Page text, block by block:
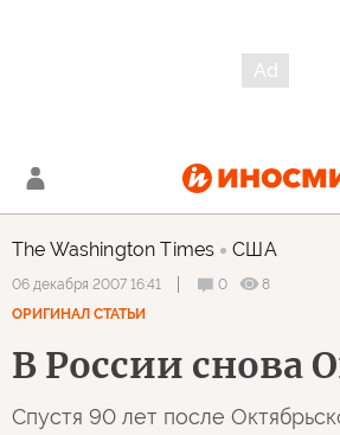
The Washington Times США
06 декабря 2007 16:41 0
8
ОРИГИНАЛ СТАТЬИ
В России снова
Спустя 90 лет после